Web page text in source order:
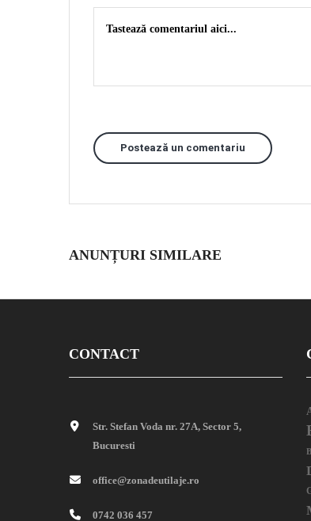
Postează un comentariu
ANUNȚURI SIMILARE
CONTACT
Str. Stefan Voda nr. 27A, Sector 5,
Bucuresti
office@zonadeutilaje.ro
0742 036 457